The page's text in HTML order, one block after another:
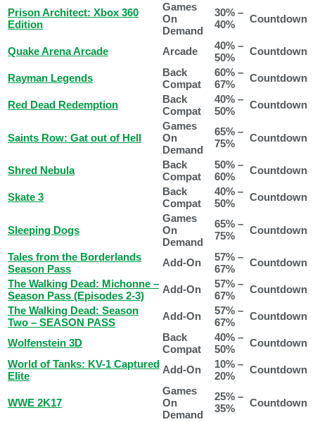
Prison Architect: Xbox 360
Edition
Games
On
Demand
30% –
40%
Countdown
Quake Arena Arcade Arcade
40% –
50%
Countdown
Rayman Legends
Back
Compat
60% –
67%
Countdown
Red Dead Redemption
Back
Compat
40% –
50%
Countdown
Saints Row: Gat out of Hell
Games
On
Demand
65% –
75%
Countdown
Shred Nebula
Back
Compat
50% –
60%
Countdown
Skate 3
Back
Compat
40% –
50%
Countdown
Sleeping Dogs
Games
On
Demand
65% –
75%
Countdown
Tales from the Borderlands
Season Pass
Add-On
57% –
67%
Countdown
The Walking Dead: Michonne –
Season Pass (Episodes 2-3)
Add-On
57% –
67%
Countdown
The Walking Dead: Season
Two – SEASON PASS
Add-On
57% –
67%
Countdown
Wolfenstein 3D
Back
Compat
40% –
50%
Countdown
World of Tanks: KV-1 Captured
Elite
Add-On
10% –
20%
Countdown
WWE 2K17
Games
On
Demand
25% –
35%
Countdown